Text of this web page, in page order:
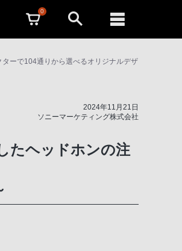
0
ーで104通りから選べるオリジナルデザ
2024年11月21日
ソニーマーケティング株式会社
たヘッドホンの注